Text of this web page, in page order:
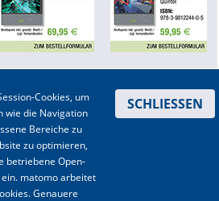
| Haftungsausschluss | AGBs
Aktiv Druck und Verlag GmbH ISSN 1439-
ISSN 0170-5334 (Print)
Cookies, um
wie die Navigation
Bereiche zu
zu optimieren,
betriebene Open-
matomo arbeitet
Genauere
SCHLIESSEN